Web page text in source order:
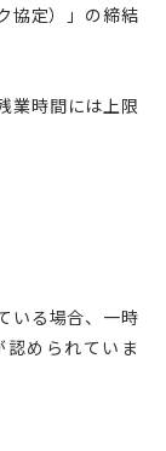
協定）」の締結
業時間には上限
いる場合、一時
められていま